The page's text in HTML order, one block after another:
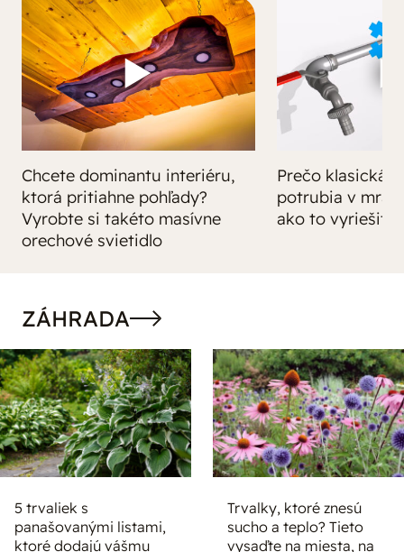
Chcete dominantu interiéru,
ktorá pritiahne pohľady?
Vyrobte si takéto masívne
orechové svietidlo
Prečo klasická
potrubia v
ako to vyriešiť
ZÁHRADA
5 trvaliek s
panašovanými listami,
ktoré dodajú vášmu
Trvalky, ktoré znesú
sucho a teplo? Tieto
vysaďte na miesta, na